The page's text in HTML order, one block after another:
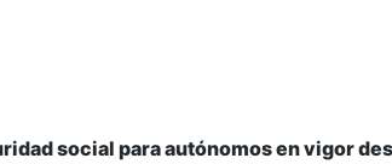
social para autónomos en vigor